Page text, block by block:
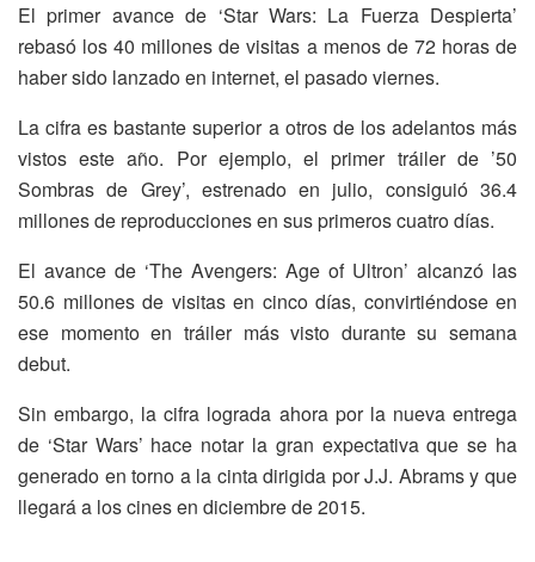
El primer avance de ‘Star Wars: La Fuerza Despierta’
rebasó los 40 millones de visitas a menos de 72 horas de
haber sido lanzado en internet, el pasado viernes.
La cifra es bastante superior a otros de los adelantos más
vistos este año. Por ejemplo, el primer tráiler de ’50
Sombras de Grey’, estrenado en julio, consiguió 36.4
millones de reproducciones en sus primeros cuatro días.
El avance de ‘The Avengers: Age of Ultron’ alcanzó las
50.6 millones de visitas en cinco días, convirtiéndose en
ese momento en tráiler más visto durante su semana
debut.
Sin embargo, la cifra lograda ahora por la nueva entrega
de ‘Star Wars’ hace notar la gran expectativa que se ha
generado en torno a la cinta dirigida por J.J. Abrams y que
llegará a los cines en diciembre de 2015.